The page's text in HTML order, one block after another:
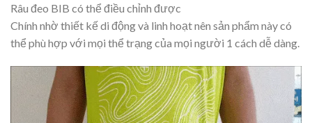
Râu đeo BIB có thể điều chỉnh được
Chính nhờ thiết kế di động và linh hoạt nên sản phẩm này có
thể phù hợp với mọi thể trạng của mọi người 1 cách dễ dàng.